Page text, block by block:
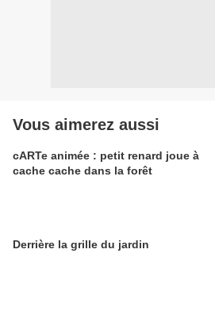
Vous aimerez aussi
cARTe animée : petit renard joue à
cache cache dans la forêt
Derrière la grille du jardin